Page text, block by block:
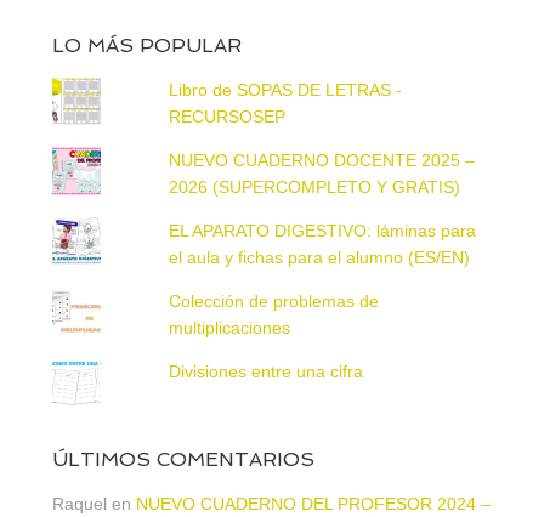
LO MÁS POPULAR
Libro de SOPAS DE LETRAS -
RECURSOSEP
NUEVO CUADERNO DOCENTE 2025 –
2026 (SUPERCOMPLETO Y GRATIS)
EL APARATO DIGESTIVO: láminas para
el aula y fichas para el alumno (ES/EN)
Colección de problemas de
multiplicaciones
Divisiones entre una cifra
ÚLTIMOS COMENTARIOS
Raquel en NUEVO CUADERNO DEL PROFESOR 2024 –